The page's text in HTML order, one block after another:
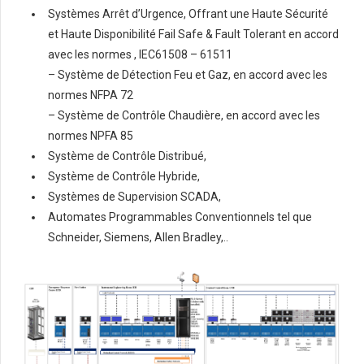
Systèmes Arrêt d’Urgence, Offrant une Haute Sécurité
et Haute Disponibilité Fail Safe & Fault Tolerant en accord
avec les normes , IEC61508 – 61511
– Système de Détection Feu et Gaz, en accord avec les
normes NFPA 72
– Système de Contrôle Chaudière, en accord avec les
normes NPFA 85
Système de Contrôle Distribué,
Système de Contrôle Hybride,
Systèmes de Supervision SCADA,
Automates Programmables Conventionnels tel que
Schneider, Siemens, Allen Bradley,..